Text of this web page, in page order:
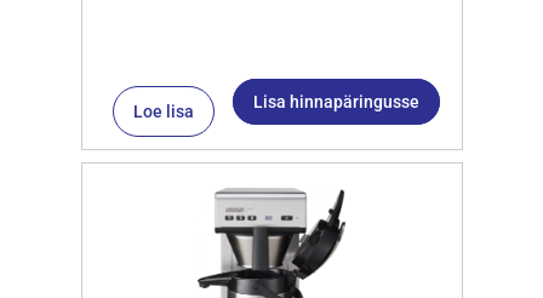
Loe lisa Lisa hinnapäringusse